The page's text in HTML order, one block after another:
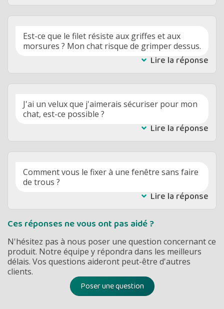
Est-ce que le filet résiste aux griffes et aux
morsures ? Mon chat risque de grimper dessus.
Lire la réponse
J'ai un velux que j'aimerais sécuriser pour mon
chat, est-ce possible ?
Lire la réponse
Comment vous le fixer à une fenêtre sans faire
de trous ?
Lire la réponse
Ces réponses ne vous ont pas aidé ?
N'hésitez pas à nous poser une question concernant ce
produit. Notre équipe y répondra dans les meilleurs
délais. Vos questions aideront peut-être d'autres
clients.
Poser une question